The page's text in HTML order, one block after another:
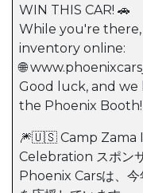
WIN THIS CAR! 🚗
While you're
inventory online:
🌐
Good luck, and
the Phoenix Booth!
🎆🇺🇸 Camp Zama
Celebration スポン
Phoenix Carsは、今